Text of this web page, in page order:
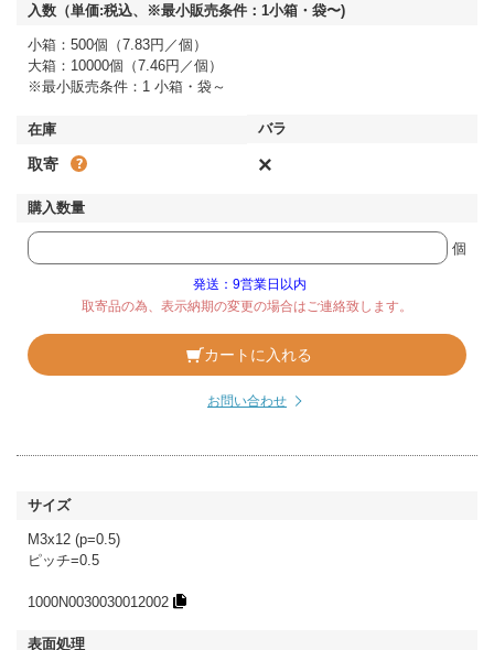
小箱：500個（7.83円／個）
大箱：10000個（7.46円／個）
※最小販売条件：1 小箱・袋～
取寄 ×
個
発送：9営業日以内
取寄品の為、表示納期の変更の場合はご連絡致します。
カートに入れる
お問い合わせ
M3x12 (p=0.5)
ピッチ=0.5
1000N0030030012002